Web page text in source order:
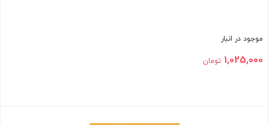
موجود در انبار
1,025,000 تومان